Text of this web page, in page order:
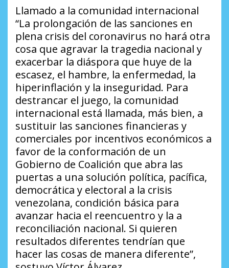
Llamado a la comunidad internacional
“La prolongación de las sanciones en
plena crisis del coronavirus no hará otra
cosa que agravar la tragedia nacional y
exacerbar la diáspora que huye de la
escasez, el hambre, la enfermedad, la
hiperinflación y la inseguridad. Para
destrancar el juego, la comunidad
internacional está llamada, más bien, a
sustituir las sanciones financieras y
comerciales por incentivos económicos a
favor de la conformación de un
Gobierno de Coalición que abra las
puertas a una solución política, pacífica,
democrática y electoral a la crisis
venezolana, condición básica para
avanzar hacia el reencuentro y la a
reconciliación nacional. Si quieren
resultados diferentes tendrían que
hacer las cosas de manera diferente”,